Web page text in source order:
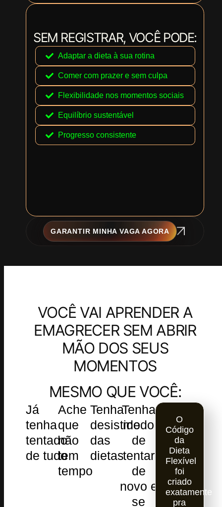
SEM REGISTRAR, VOCÊ PODE:
Adaptar a dieta à sua rotina
Comer com prazer e sem culpa
Flexibilidade nos momentos sociais
Equilíbrio sustentável
Progresso consistente
GARANTIR MINHA VAGA AGORA
VOCÊ VAI APRENDER A
EMAGRECER SEM ABRIR
MÃO DOS SEUS
MOMENTOS
MESMO QUE VOCÊ:
Já
tenha
tentado
de tudo
Ache
que
não
tem
tempo
Tenha
desistido
das
dietas
Tenha
medo
de
tentar
de
novo e
se
O
Código
da
Dieta
Flexível
foi
criado
exatamente
pra